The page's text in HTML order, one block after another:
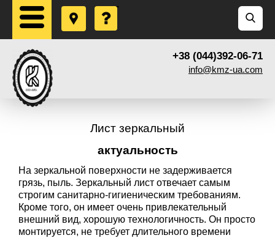
+38 (044)392-06-71
info@kmz-ua.com
Лист зеркальный
актуальность
На зеркальной поверхности не задерживается
грязь, пыль. Зеркальный лист отвечает самым
строгим санитарно-гигиеническим требованиям.
Кроме того, он имеет очень привлекательный
внешний вид, хорошую технологичность. Он просто
монтируется, не требует длительного времени